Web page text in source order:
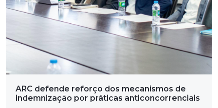
ARC defende reforço dos mecanismos de
indemnização por práticas anticoncorrenciais